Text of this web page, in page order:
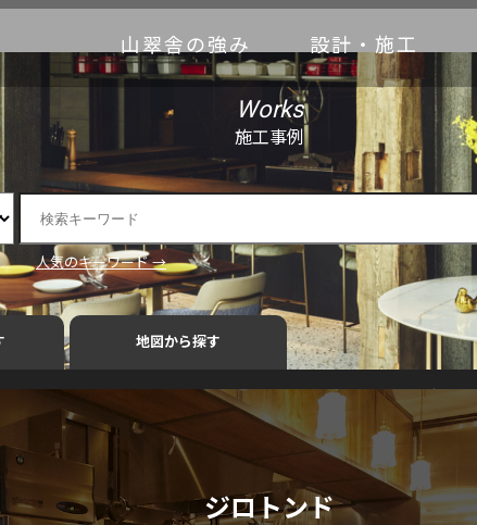
山翠舎の強み 設計・施工
Works
施工事例
人気のキーワード →
地図から探す
インタビュー ビフォーアフター
ジロトンド